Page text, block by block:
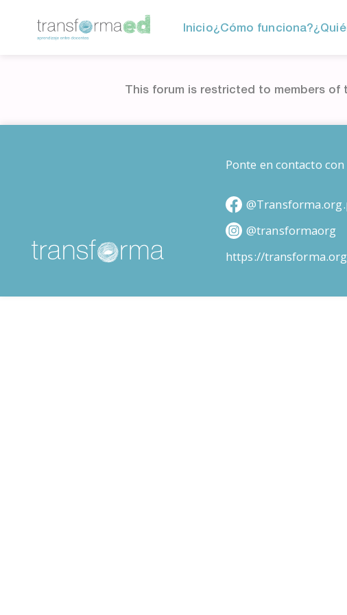
Inicio¿Cómo funciona?
This forum is restricted to members of
Ponte en contacto
@transformaorg
https://